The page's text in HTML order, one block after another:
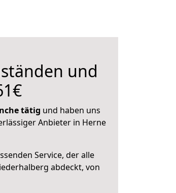
und
tätig und haben uns
Anbieter in Herne
Service, der alle
abdeckt, von